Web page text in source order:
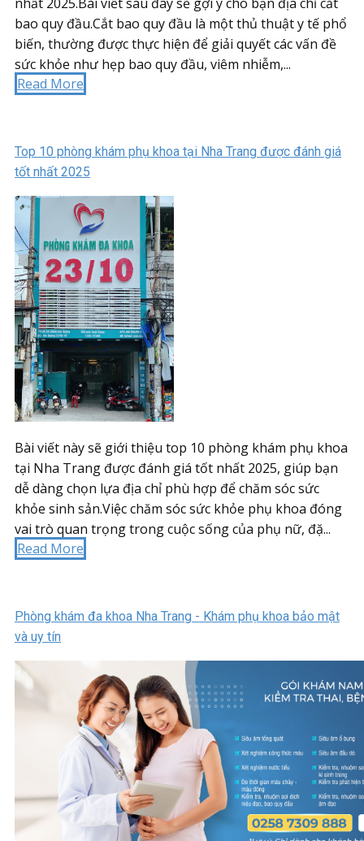
bao quy đầu.Cắt bao quy đầu là một thủ thuật y tế phổ
biến, thường được thực hiện để giải quyết các vấn đề
sức khỏe như hẹp bao quy đầu, viêm nhiễm,...
Read More
Top 10 phòng khám phụ khoa tại Nha Trang được đánh giá
tốt nhất 2025
Bài viết này sẽ giới thiệu top 10 phòng khám phụ khoa
tại Nha Trang được đánh giá tốt nhất 2025, giúp bạn
dễ dàng chọn lựa địa chỉ phù hợp để chăm sóc sức
khỏe sinh sản.Việc chăm sóc sức khỏe phụ khoa đóng
vai trò quan trọng trong cuộc sống của phụ nữ, đặ...
Read More
Phòng khám đa khoa Nha Trang - Khám phụ khoa bảo mật
và uy tín